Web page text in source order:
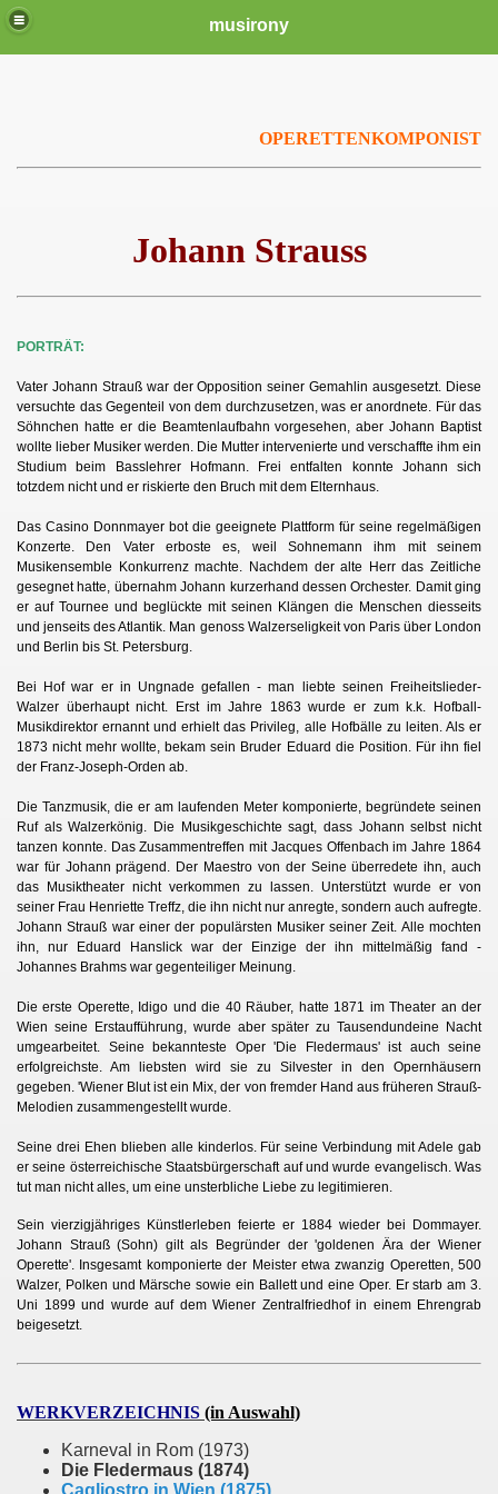
musirony
OPERETTENKOMPONIST
Johann Strauss
PORTRÄT:
Vater Johann Strauß war der Opposition seiner Gemahlin ausgesetzt. Diese
versuchte das Gegenteil von dem durchzusetzen, was er anordnete. Für das
Söhnchen hatte er die Beamtenlaufbahn vorgesehen, aber Johann Baptist
wollte lieber Musiker werden. Die Mutter intervenierte und verschaffte ihm ein
Studium beim Basslehrer Hofmann. Frei entfalten konnte Johann sich
totzdem nicht und er riskierte den Bruch mit dem Elternhaus.
Das Casino Donnmayer bot die geeignete Plattform für seine regelmäßigen
Konzerte. Den Vater erboste es, weil Sohnemann ihm mit seinem
Musikensemble Konkurrenz machte. Nachdem der alte Herr das Zeitliche
gesegnet hatte, übernahm Johann kurzerhand dessen Orchester. Damit ging
er auf Tournee und beglückte mit seinen Klängen die Menschen diesseits
und jenseits des Atlantik. Man genoss Walzerseligkeit von Paris über London
und Berlin bis St. Petersburg.
Bei Hof war er in Ungnade gefallen - man liebte seinen Freiheitslieder-
Walzer überhaupt nicht. Erst im Jahre 1863 wurde er zum k.k. Hofball-
Musikdirektor ernannt und erhielt das Privileg, alle Hofbälle zu leiten. Als er
1873 nicht mehr wollte, bekam sein Bruder Eduard die Position. Für ihn fiel
der Franz-Joseph-Orden ab.
Die Tanzmusik, die er am laufenden Meter komponierte, begründete seinen
Ruf als Walzerkönig. Die Musikgeschichte sagt, dass Johann selbst nicht
tanzen konnte. Das Zusammentreffen mit Jacques Offenbach im Jahre 1864
war für Johann prägend. Der Maestro von der Seine überredete ihn, auch
das Musiktheater nicht verkommen zu lassen. Unterstützt wurde er von
seiner Frau Henriette Treffz, die ihn nicht nur anregte, sondern auch aufregte.
Johann Strauß war einer der populärsten Musiker seiner Zeit. Alle mochten
ihn, nur Eduard Hanslick war der Einzige der ihn mittelmäßig fand -
Johannes Brahms war gegenteiliger Meinung.
Die erste Operette, Idigo und die 40 Räuber, hatte 1871 im Theater an der
Wien seine Erstaufführung, wurde aber später zu Tausendundeine Nacht
umgearbeitet. Seine bekannteste Oper 'Die Fledermaus' ist auch seine
erfolgreichste. Am liebsten wird sie zu Silvester in den Opernhäusern
gegeben. 'Wiener Blut ist ein Mix, der von fremder Hand aus früheren Strauß-
Melodien zusammengestellt wurde.
Seine drei Ehen blieben alle kinderlos. Für seine Verbindung mit Adele gab
er seine österreichische Staatsbürgerschaft auf und wurde evangelisch. Was
tut man nicht alles, um eine unsterbliche Liebe zu legitimieren.
Sein vierzigjähriges Künstlerleben feierte er 1884 wieder bei Dommayer.
Johann Strauß (Sohn) gilt als Begründer der 'goldenen Ära der Wiener
Operette'. Insgesamt komponierte der Meister etwa zwanzig Operetten, 500
Walzer, Polken und Märsche sowie ein Ballett und eine Oper. Er starb am 3.
Uni 1899 und wurde auf dem Wiener Zentralfriedhof in einem Ehrengrab
beigesetzt.
WERKVERZEICHNIS (in Auswahl)
Karneval in Rom (1973)
Die Fledermaus (1874)
Cagliostro in Wien (1875)